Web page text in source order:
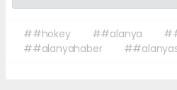
##hokey ##alanya
##alanyahaber